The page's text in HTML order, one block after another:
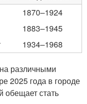
1870–1924
1883–1945
1934–1968
различными
2025 года в городе
обещает стать